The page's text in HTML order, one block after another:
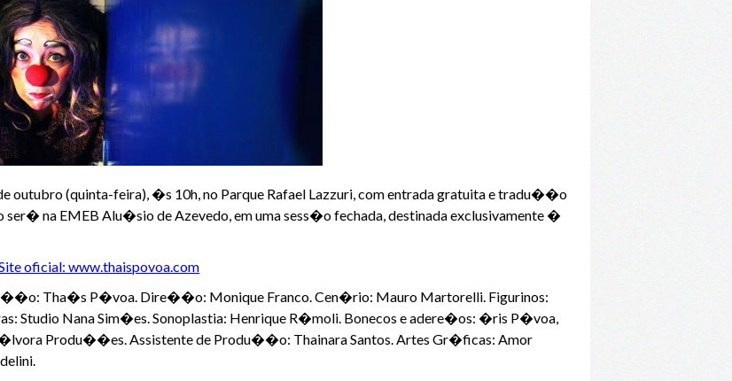
outubro (quinta-feira), �s 10h, no Parque Rafael Lazzuri, com entrada gratuita e tradu��o
na EMEB Alu�sio de Azevedo, em uma sess�o fechada, destinada exclusivamente �
oficial: www.thaispovoa.com
Tha�s P�voa. Dire��o: Monique Franco. Cen�rio: Mauro Martorelli. Figurinos:
Studio Nana Sim�es. Sonoplastia: Henrique R�moli. Bonecos e adere�os: �ris P�voa,
Produ��es. Assistente de Produ��o: Thainara Santos. Artes Gr�ficas: Amor